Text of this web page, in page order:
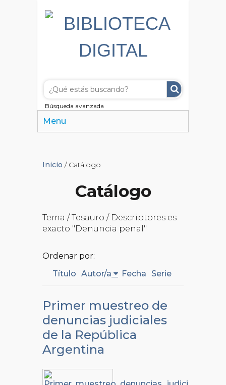
Búsqueda avanzada
Menu
Inicio / Catálogo
Catálogo
Tema / Tesauro / Descriptores es
exacto "Denuncia penal"
Ordenar por:
Título Autor/a Fecha Serie
Primer muestreo de
denuncias judiciales
de la República
Argentina